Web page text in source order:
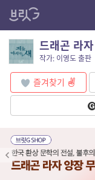
드래곤 라자
작가: 이영도 출판
즐겨찾기